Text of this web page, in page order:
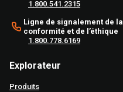
1.800.541.2315
Ligne de signalement de la
conformité et de l’éthique
1.800.778.6169
Explorateur
Produits